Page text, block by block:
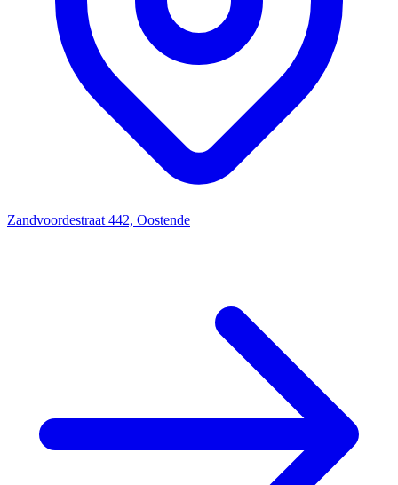
Zandvoordestraat 442, Oostende